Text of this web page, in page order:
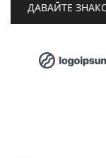
ДАВАЙТЕ